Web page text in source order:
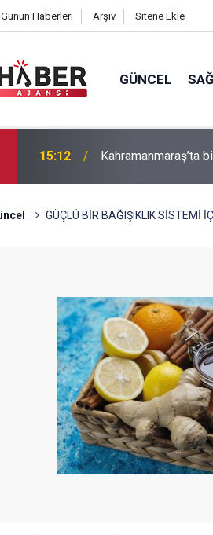
Günün Haberleri Arşiv Sitene Ekle
GÜNCEL
14:41 Uluslararası Bisiklet
GÜÇLÜ BİR BAĞIŞIKLIK SİSTEMİ